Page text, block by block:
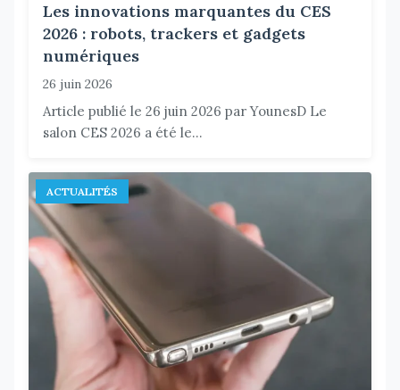
Les innovations marquantes du CES
2026 : robots, trackers et gadgets
numériques
26 juin 2026
Article publié le 26 juin 2026 par YounesD Le
salon CES 2026 a été le...
ACTUALITÉS